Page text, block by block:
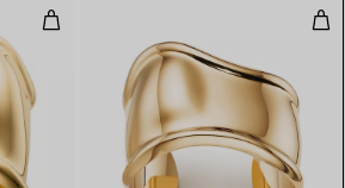
Mittelgroßer Bone Cuff in